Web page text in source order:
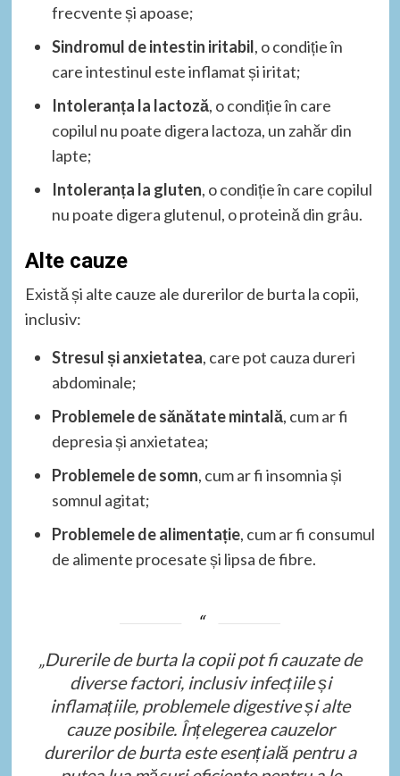
frecvente și apoase;
Sindromul de intestin iritabil, o condiție în
care intestinul este inflamat și iritat;
Intoleranța la lactoză, o condiție în care
copilul nu poate digera lactoza, un zahăr din
lapte;
Intoleranța la gluten, o condiție în care copilul
nu poate digera glutenul, o proteină din grâu.
Alte cauze
Există și alte cauze ale durerilor de burta la copii,
inclusiv:
Stresul și anxietatea, care pot cauza dureri
abdominale;
Problemele de sănătate mintală, cum ar fi
depresia și anxietatea;
Problemele de somn, cum ar fi insomnia și
somnul agitat;
Problemele de alimentație, cum ar fi consumul
de alimente procesate și lipsa de fibre.
„Durerile de burta la copii pot fi cauzate de
diverse factori, inclusiv infecțiile și
inflamațiile, problemele digestive și alte
cauze posibile. Înțelegerea cauzelor
durerilor de burta este esențială pentru a